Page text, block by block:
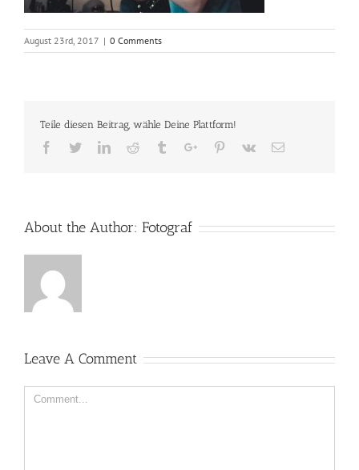
August 23rd, 2017 | 0 Comments
Teile diesen Beitrag, wähle Deine Plattform!
Facebook
TwitterLinkedinReddit TumblrGoogle+Pinterest
Vk Email
About the Author: Fotograf
Leave A Comment
Comment